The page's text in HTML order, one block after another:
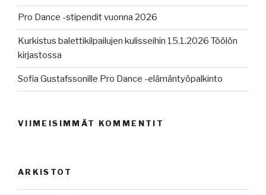
Pro Dance -stipendit vuonna 2026
Kurkistus balettikilpailujen kulisseihin 15.1.2026 Töölön
kirjastossa
Sofia Gustafssonille Pro Dance -elämäntyöpalkinto
VIIMEISIMMÄT KOMMENTIT
ARKISTOT